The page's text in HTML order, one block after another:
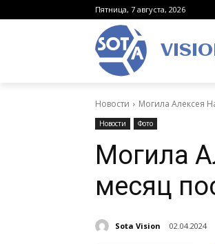
Пятница, 7 августа, 2026
Новости Могила Алексея
Новости Фото
Могила
месяц
Sota Vision 02.04.2024